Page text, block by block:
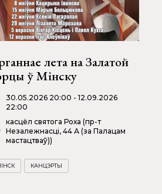
лета на Залатой
ў Мінску
30.05.2026 20:00 - 12.09.2026
22:00
касцёл святога Роха (пр-т
Незалежнасці, 44 А (за Палацам
мастацтваў))
КАНЦЭРТЫ